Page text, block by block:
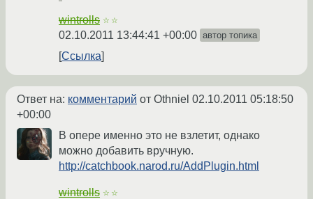
wintrolls ☆☆
02.10.2011 13:44:41 +00:00 автор топика
Ссылка
Ответ на: комментарий от Othniel 02.10.2011 05:18:50
+00:00
В опере именно это не взлетит, однако
можно добавить вручную.
http://catchbook.narod.ru/AddPlugin.html
wintrolls ☆☆